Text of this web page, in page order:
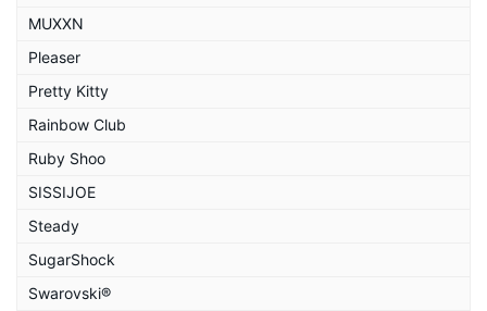
MUXXN
Pleaser
Pretty Kitty
Rainbow Club
Ruby Shoo
SISSIJOE
Steady
SugarShock
Swarovski®